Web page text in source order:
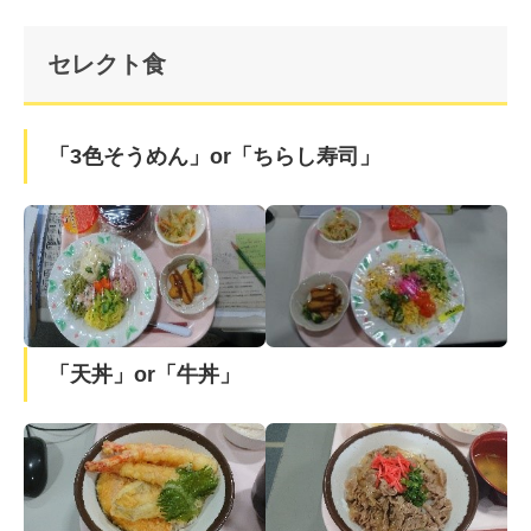
セレクト食
「3色そうめん」or「ちらし寿司」
「天丼」or「牛丼」